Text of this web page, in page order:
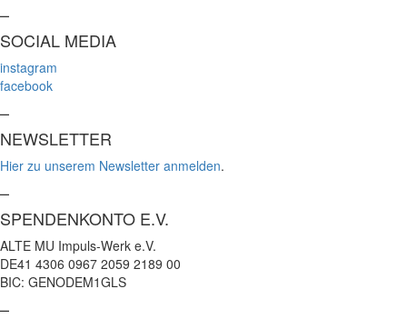
–
SOCIAL MEDIA
instagram
facebook
–
NEWSLETTER
Hier zu unserem Newsletter anmelden.
–
SPENDENKONTO E.V.
ALTE MU Impuls-Werk e.V.
DE41 4306 0967 2059 2189 00
BIC: GENODEM1GLS
–